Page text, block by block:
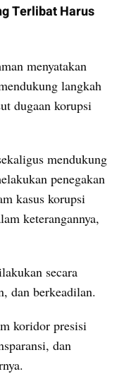
Terlibat Harus
menyatakan
langkah
dugaan korupsi
mendukung
penegakan
kasus korupsi
keterangannya,
secara
dan berkeadilan.
koridor presisi
dan